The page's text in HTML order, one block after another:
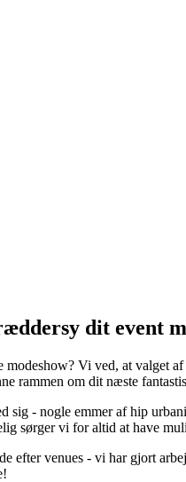
dit event
Vi ved, at valget
rammen om dit næste
sig - nogle emmer af hip
sørger vi for altid at have
efter venues - vi har gjort